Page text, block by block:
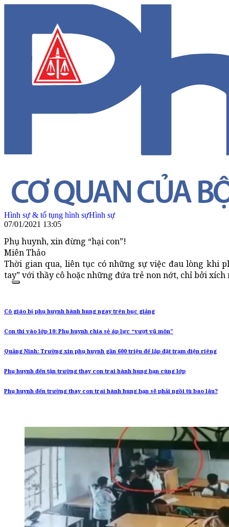
Hình sự & tố tụng hình sựHình sự
07/01/2021 13:05
Phụ huynh, xin đừng “hại con”!
Miên Thảo
Thời gian qua, liên tục có những sự việc đau lòng khi
tay” với thầy cô hoặc những đứa trẻ non nớt, chỉ bởi
Cô giáo bị phụ huynh hành hung ngay trên bục giảng
Con thi vào lớp 10: Phụ huynh chia sẻ áp lực “vượt vũ môn”
Quảng Ninh: Trường xin phụ huynh gần 600 triệu để lắp đặt trạm điện riêng
Phụ huynh đến tận trường thay con trai hành hung bạn cùng lớp
Phụ huynh đến trường thay con trai hành hung bạn sẽ phải ngồi tù bao lâu?